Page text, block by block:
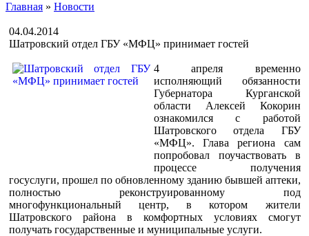
Главная » Новости
04.04.2014
Шатровский отдел ГБУ «МФЦ» принимает гостей
4 апреля временно
исполняющий обязанности
Губернатора Курганской
области Алексей Кокорин
ознакомился с работой
Шатровского отдела ГБУ
«МФЦ». Глава региона сам
попробовал поучаствовать в
процессе получения
госуслуги, прошел по обновленному зданию бывшей аптеки,
полностью реконструированному под
многофункциональный центр, в котором жители
Шатровского района в комфортных условиях смогут
получать государственные и муниципальные услуги.